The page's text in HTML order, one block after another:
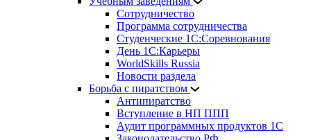
Сотрудничество
Программа сотрудничества
Студенческие 1С:Соревнования
День 1С:Карьеры
WorldSkills Russia
Новости раздела
Борьба с пиратством
Антипиратство
Вступление в НП ППП
Аудит программных продуктов 1С